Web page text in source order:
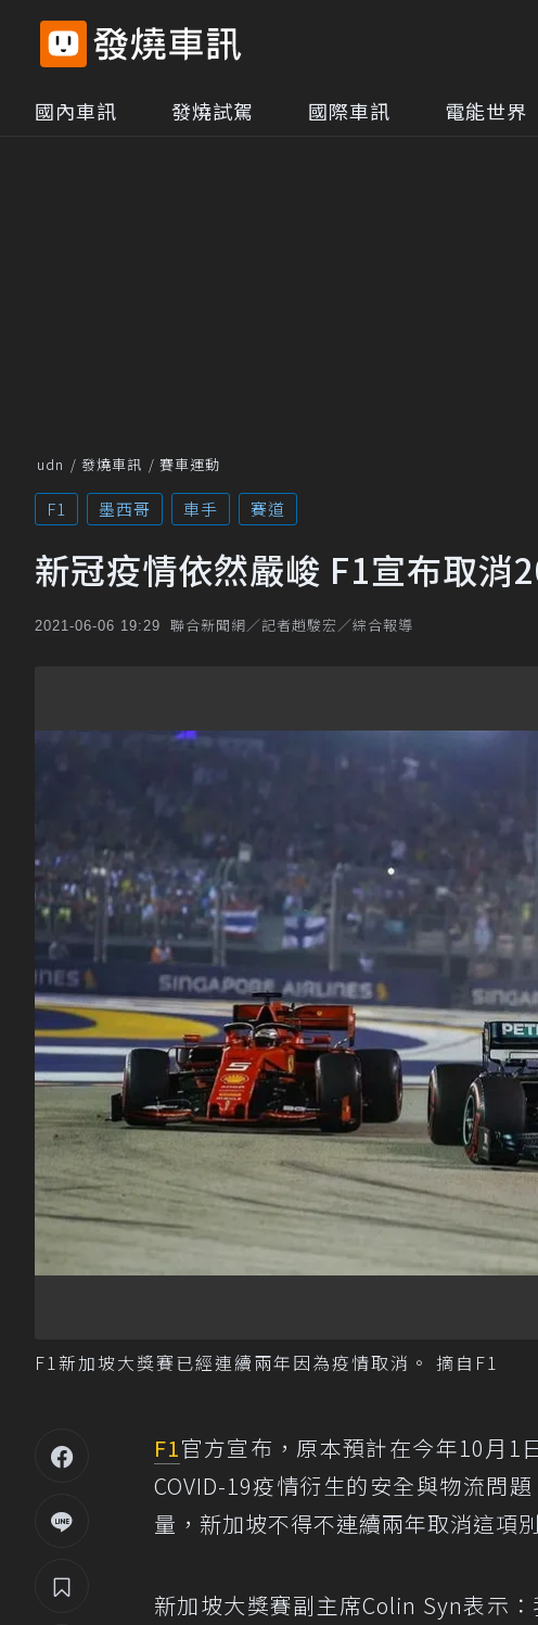
國內車訊 發燒試駕 國際車訊 電能世界
udn 發燒車訊 賽車運動
F1 墨西哥 車手 賽道
新冠疫情依然嚴峻 F1宣布取消
2021-06-06 19:29 聯合新聞網／記者趙駿宏／綜合報導
F1新加坡大獎賽已經連續兩年因為疫情取消。 摘自F1
F1官方宣布，原本預計在今年10月1
COVID-19疫情衍生的安全與物流問
量，新加坡不得不連續兩年取消這項
新加坡大獎賽副主席Colin Syn表示